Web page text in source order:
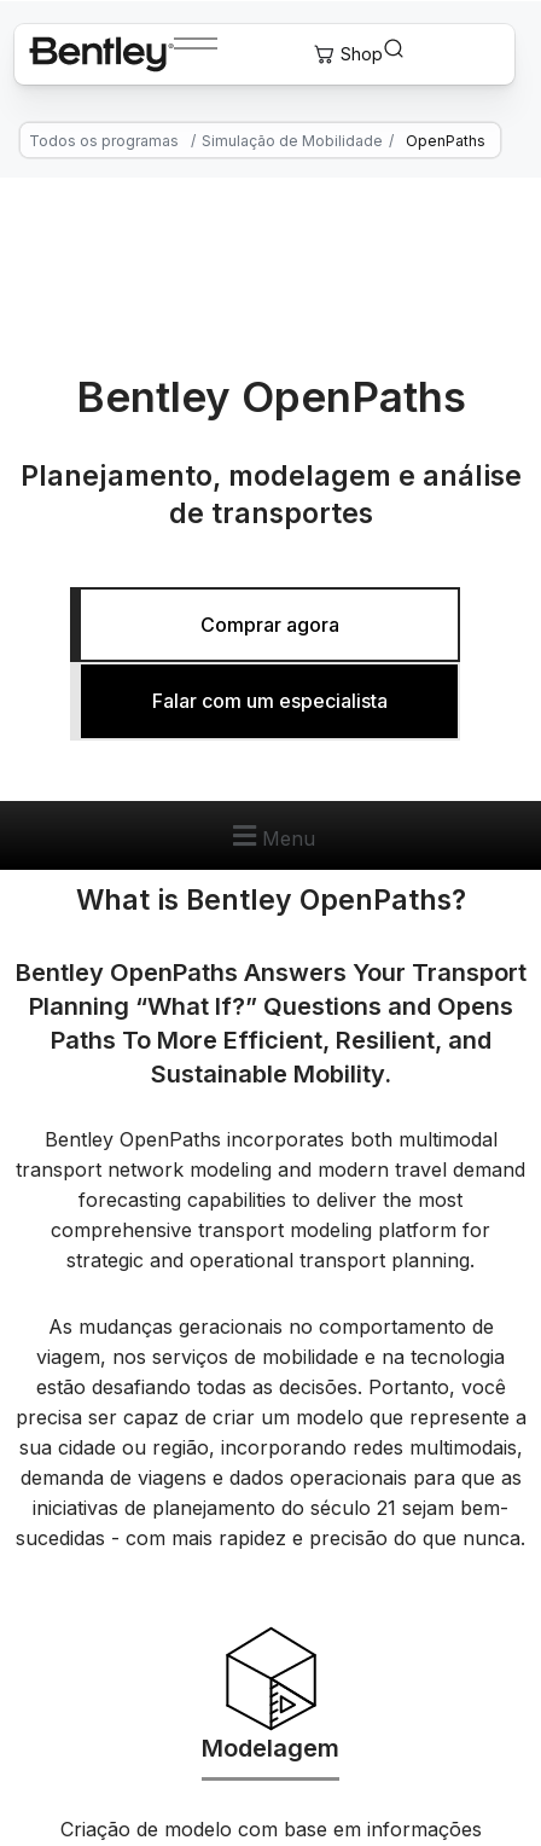
Todos os programas / Simulação de Mobilidade / OpenPaths
Bentley OpenPaths
Planejamento, modelagem e análise
de transportes
Comprar agora
Falar com um especialista
Menu
What is Bentley OpenPaths?
Bentley OpenPaths Answers Your Transport
Planning “What If?” Questions and Opens
Paths To More Efficient, Resilient, and
Sustainable Mobility.
Bentley OpenPaths incorporates both multimodal
transport network modeling and modern travel demand
forecasting capabilities to deliver the most
comprehensive transport modeling platform for
strategic and operational transport planning.
As mudanças geracionais no comportamento de
viagem, nos serviços de mobilidade e na tecnologia
estão desafiando todas as decisões. Portanto, você
precisa ser capaz de criar um modelo que represente a
sua cidade ou região, incorporando redes multimodais,
demanda de viagens e dados operacionais para que as
iniciativas de planejamento do século 21 sejam bem-
sucedidas - com mais rapidez e precisão do que nunca.
Modelagem
Criação de modelo com base em informações